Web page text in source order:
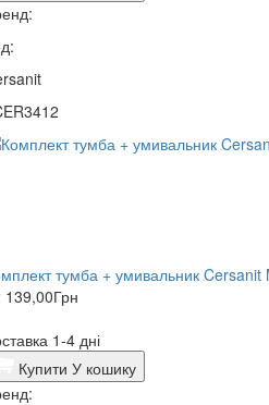
тумба + умивальник Cersanit
139,00Грн
1-4 дні
Купити У кошику